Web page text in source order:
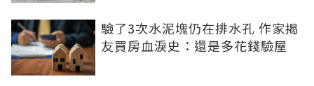
驗了3次水泥塊仍在排水孔 作家揭
友買房血淚史：還是多花錢驗屋